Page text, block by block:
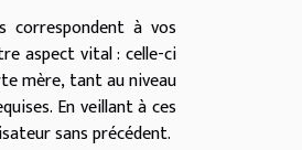
correspondent à vos
aspect vital : celle-ci
mère, tant au niveau
En veillant à ces
sans précédent.